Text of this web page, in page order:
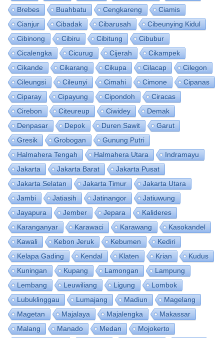
Brebes
Buahbatu Cengkareng
Ciamis
Cianjur
Cibadak Cibarusah
Cibeunying Kidul
Cibinong
Cibiru Cibitung
Cibubur
Cicalengka
Cicurug Cijerah
Cikampek
Cikande
Cikarang Cikupa Cilacap
Cilegon
Cileungsi
Cileunyi Cimahi Cimone
Cipanas
Ciparay
Cipayung Cipondoh
Ciracas
Cirebon
Citeureup Ciwidey
Demak
Denpasar
Depok Duren Sawit
Garut
Gresik
Grobogan
Gunung Putri
Halmahera Tengah
Halmahera Utara
Indramayu
Jakarta
Jakarta Barat
Jakarta Pusat
Jakarta Selatan
Jakarta Timur
Jakarta Utara
Jambi
Jatiasih Jatinangor
Jatiuwung
Jayapura
Jember Jepara
Kalideres
Karanganyar
Karawaci Karawang
Kasokandel
Kawali
Kebon Jeruk Kebumen
Kediri
Kelapa Gading
Kendal Klaten Krian
Kudus
Kuningan
Kupang Lamongan
Lampung
Lembang
Leuwiliang Ligung
Lombok
Lubuklinggau
Lumajang Madiun
Magelang
Magetan
Majalaya Majalengka
Makassar
Malang
Manado Medan
Mojokerto